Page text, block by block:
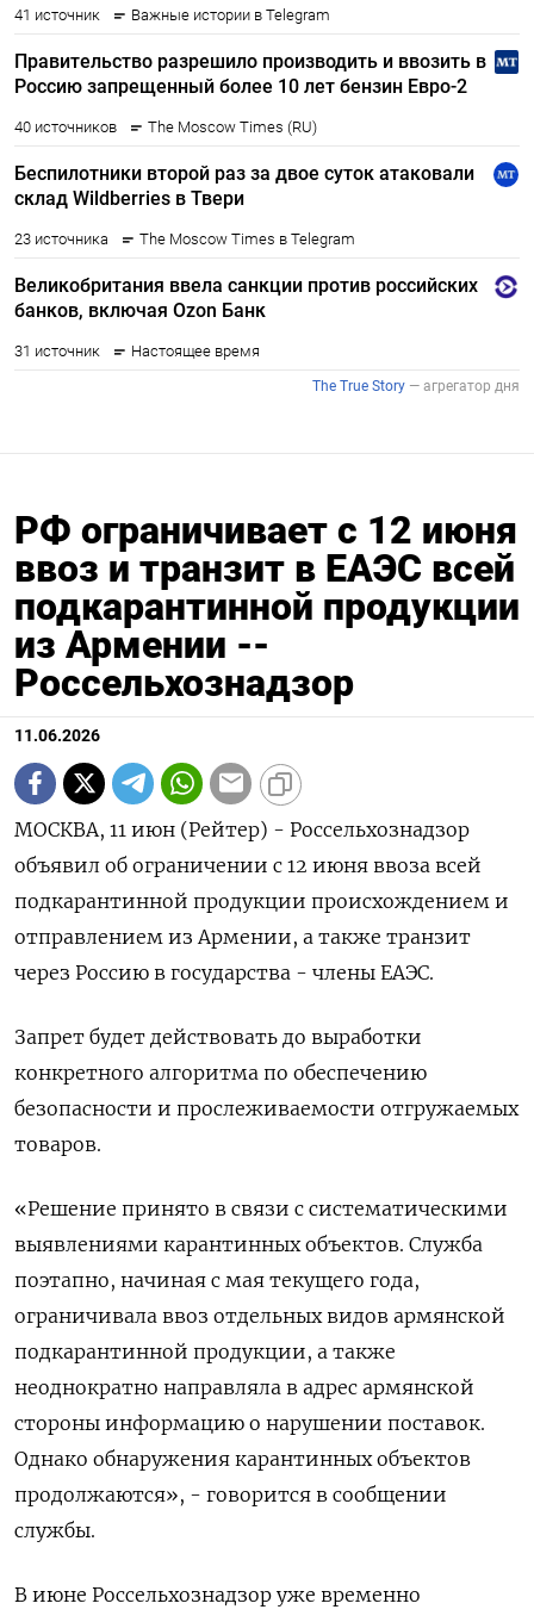
РФ ограничивает с 12 июня
ввоз и транзит в ЕАЭС всей
подкарантинной продукции
из Армении --
Россельхознадзор
11.06.2026
МОСКВА, 11 июн (Рейтер) - Россельхознадзор
объявил об ограничении с 12 июня ввоза всей
подкарантинной ‌продукции происхождением и
отправлением из Армении, а также транзит
через Россию в государства - члены ​ЕАЭС.
Запрет ​будет ​действовать до выработки
⁠конкретного алгоритма по обеспечению
‌безопасности и прослеживаемости ‌отгружаемых
товаров.
«Решение принято в связи с систематическими
выявлениями карантинных ​объектов. Служба
поэтапно, начиная ‌с мая текущего года,
ограничивала ​ввоз отдельных видов армянской
подкарантинной продукции, а ‌также
неоднократно направляла в адрес армянской
стороны информацию о нарушении ​поставок.
Однако ​обнаружения карантинных ‌объектов
продолжаются», - говорится в сообщении
службы.
В июне ​Россельхознадзор уже временно